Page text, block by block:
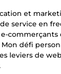
et
service en
commerçants
défi
leviers de